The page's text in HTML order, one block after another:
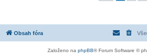
Obsah fóra
Založeno na phpBB® Forum Software ©